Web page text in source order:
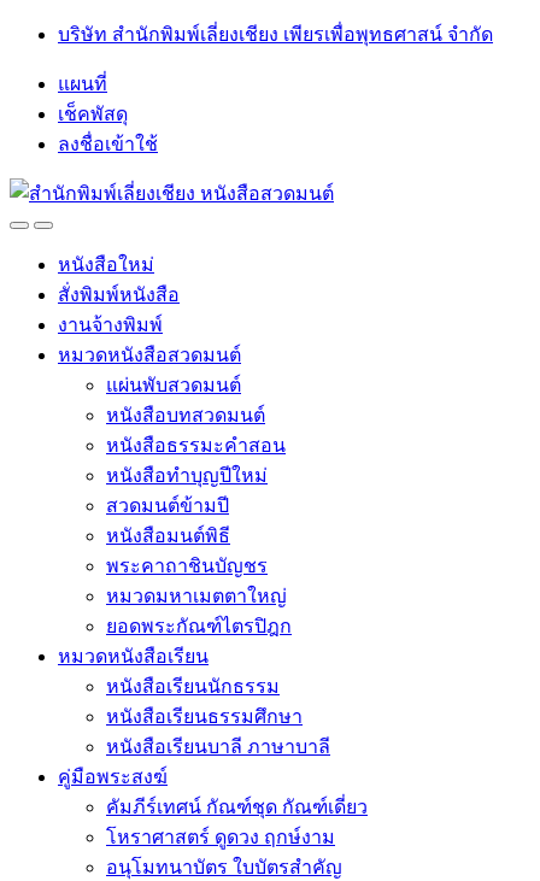
Skip
navigation
Skip
บริษัท สำนักพิมพ์เลี่ยงเชียง เพียรเพื่อพุทธศาสน์ จำกัด
แผนที่
เช็คพัสดุ
ลงชื่อเข้าใช้
OpenClose
หนังสือใหม่
สั่งพิมพ์หนังสือ
งานจ้างพิมพ์
หมวดหนังสือสวดมนต์
แผ่นพับสวดมนต์
หนังสือบทสวดมนต์
หนังสือธรรมะคำสอน
หนังสือทำบุญปีใหม่
สวดมนต์ข้ามปี
หนังสือมนต์พิธี
พระคาถาชินบัญชร
หมวดมหาเมตตาใหญ่
ยอดพระกัณฑ์ไตรปิฎก
หมวดหนังสือเรียน
หนังสือเรียนนักธรรม
หนังสือเรียนธรรมศึกษา
หนังสือเรียนบาลี ภาษาบาลี
คู่มือพระสงฆ์
คัมภีร์เทศน์ กัณฑ์ชุด กัณฑ์เดี่ยว
โหราศาสตร์ ดูดวง ฤกษ์งาม
อนุโมทนาบัตร ใบบัตรสำคัญ